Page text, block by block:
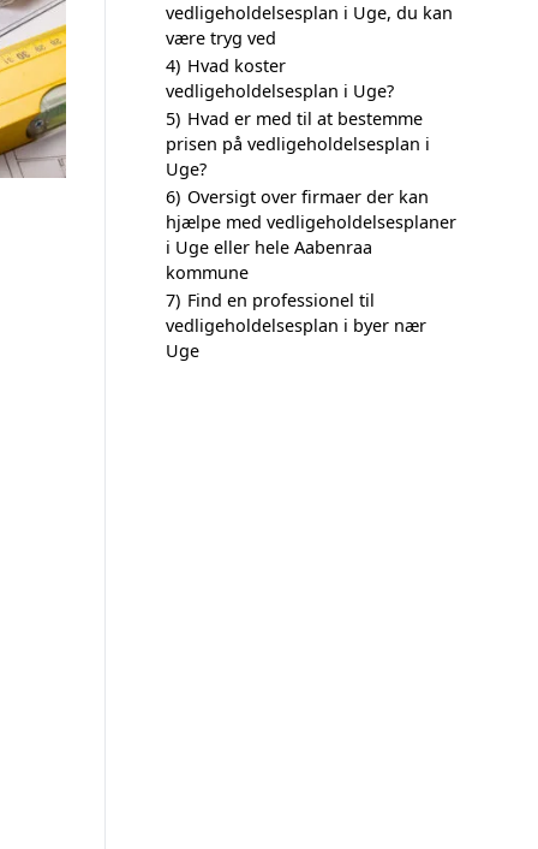
vedligeholdelsesplan i Uge, du kan
være tryg ved
4) Hvad koster
vedligeholdelsesplan i Uge?
5) Hvad er med til at bestemme
prisen på vedligeholdelsesplan i
Uge?
6) Oversigt over firmaer der kan
hjælpe med vedligeholdelsesplaner
i Uge eller hele Aabenraa
kommune
7) Find en professionel til
vedligeholdelsesplan i byer nær
Uge